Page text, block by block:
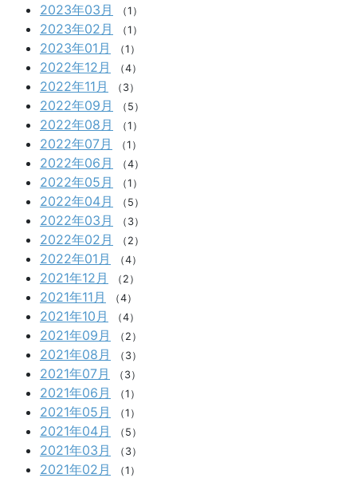
2023年03月 （1）
2023年02月 （1）
2023年01月 （1）
2022年12月 （4）
2022年11月 （3）
2022年09月 （5）
2022年08月 （1）
2022年07月 （1）
2022年06月 （4）
2022年05月 （1）
2022年04月 （5）
2022年03月 （3）
2022年02月 （2）
2022年01月 （4）
2021年12月 （2）
2021年11月 （4）
2021年10月 （4）
2021年09月 （2）
2021年08月 （3）
2021年07月 （3）
2021年06月 （1）
2021年05月 （1）
2021年04月 （5）
2021年03月 （3）
2021年02月 （1）